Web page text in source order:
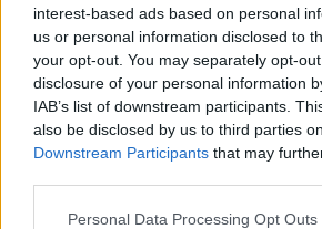
interest-based ads based on personal
us or personal information disclosed to
your opt-out. You may separately opt-
disclosure of your personal information
IAB’s list of downstream participants.
also be disclosed by us to third parties
Downstream Participants that may
Please note that this website/app uses
Personal Data Processing Opt Outs
Ακολουθήστε τοNEWSBEAST
και μάθετε πρώτοι όλες